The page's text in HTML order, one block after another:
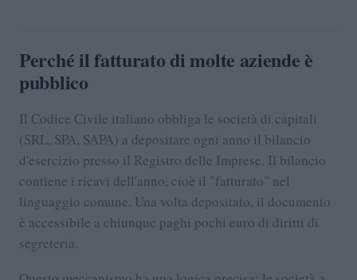
Perché il fatturato di molte aziende è
pubblico
Il Codice Civile italiano obbliga le società di capitali
(SRL, SPA, SAPA) a depositare ogni anno il bilancio
d'esercizio presso il Registro delle Imprese. Il bilancio
contiene i ricavi dell'anno, cioè il "fatturato" nel
linguaggio comune. Una volta depositato, il documento
è accessibile a chiunque paghi pochi euro di diritti di
segreteria.